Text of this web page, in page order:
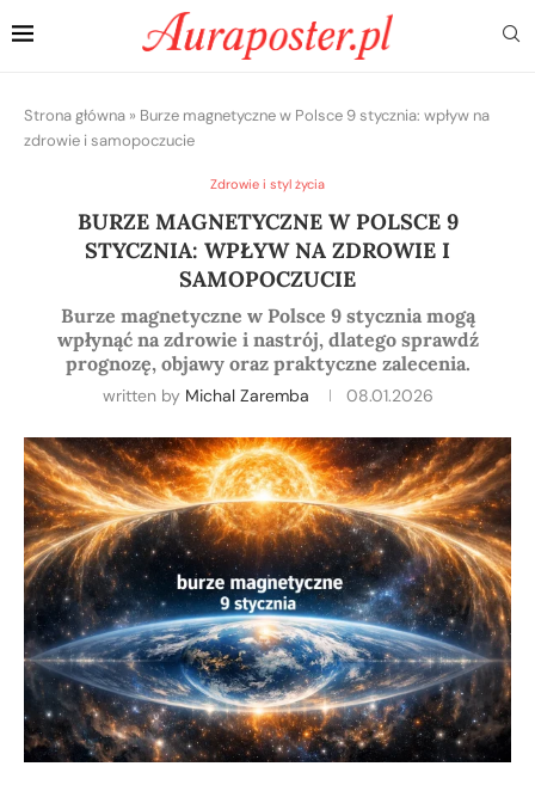
Strona główna » Burze magnetyczne w Polsce 9 stycznia: wpływ na
zdrowie i samopoczucie
Zdrowie i styl życia
BURZE MAGNETYCZNE W POLSCE 9
STYCZNIA: WPŁYW NA ZDROWIE I
SAMOPOCZUCIE
Burze magnetyczne w Polsce 9 stycznia mogą
wpłynąć na zdrowie i nastrój, dlatego sprawdź
prognozę, objawy oraz praktyczne zalecenia.
written by Michal Zaremba 08.01.2026